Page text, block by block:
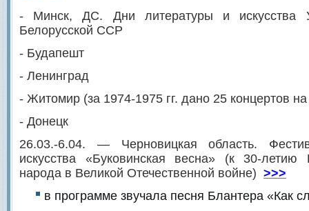
- Минск, ДС. Дни литературы и искусства
Белорусской ССР
- Будапешт
- Ленинград
- Житомир (за 1974-1975 гг. дано 25 концертов
- Донецк
26.03.-6.04. — Черновицкая область.
искусства «Буковинская весна» (к 30-летию
народа в Великой Отечественной войне) >>>
в программе звучала песня Блантера «Как